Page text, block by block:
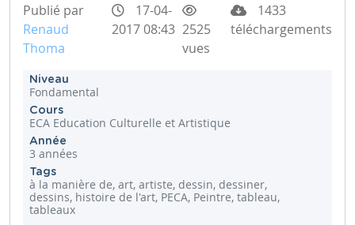
Publié par
Renaud
Thoma
17-04-
2017 08:43 2525
vues
1433
téléchargements
Niveau
Fondamental
Cours
ECA Education Culturelle et Artistique
Année
3 années
Tags
à la manière de, art, artiste, dessin, dessiner,
dessins, histoire de l'art, PECA, Peintre, tableau,
tableaux